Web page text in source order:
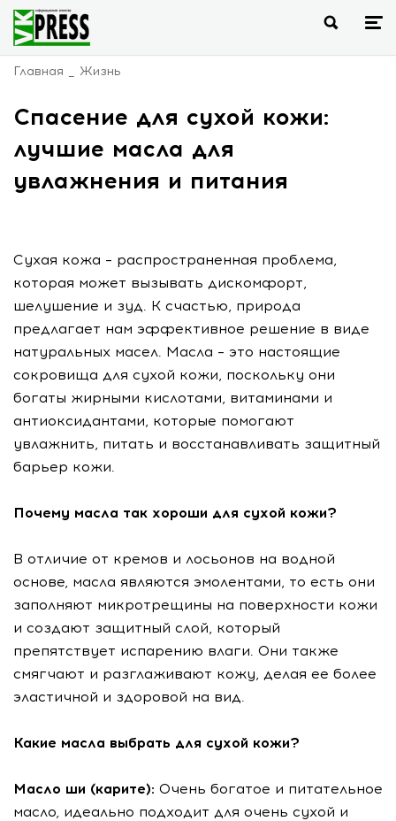
Главная Жизнь
Спасение для сухой кожи:
лучшие масла для
увлажнения и питания
Сухая кожа – распространенная проблема,
которая может вызывать дискомфорт,
шелушение и зуд. К счастью, природа
предлагает нам эффективное решение в виде
натуральных масел. Масла – это настоящие
сокровища для сухой кожи, поскольку они
богаты жирными кислотами, витаминами и
антиоксидантами, которые помогают
увлажнить, питать и восстанавливать защитный
барьер кожи.
Почему масла так хороши для сухой кожи?
В отличие от кремов и лосьонов на водной
основе, масла являются эмолентами, то есть они
заполняют микротрещины на поверхности кожи
и создают защитный слой, который
препятствует испарению влаги. Они также
смягчают и разглаживают кожу, делая ее более
эластичной и здоровой на вид.
Какие масла выбрать для сухой кожи?
Масло ши (карите): Очень богатое и питательное
масло, идеально подходит для очень сухой и